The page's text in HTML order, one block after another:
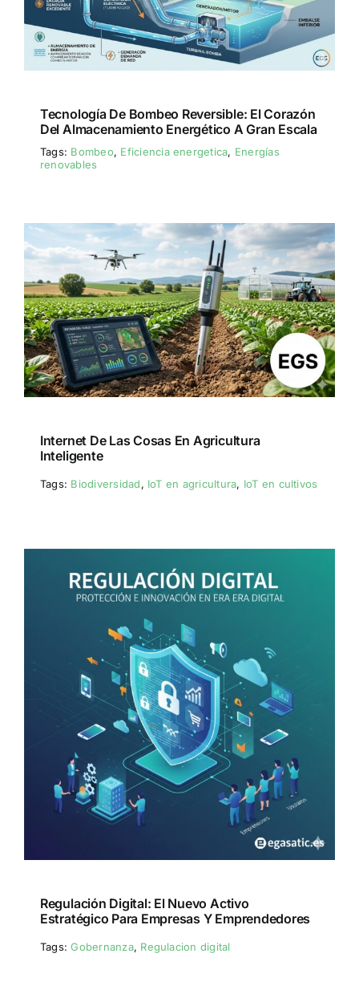
Tecnología De Bombeo Reversible: El Corazón
Del Almacenamiento Energético A Gran Escala
Tags: Bombeo, Eficiencia energetica, Energías
renovables
Internet De Las Cosas En Agricultura
Inteligente
Tags: Biodiversidad, IoT en agricultura, IoT en cultivos
Regulación Digital: El Nuevo Activo
Estratégico Para Empresas Y Emprendedores
Tags:Gobernanza, Regulacion digital